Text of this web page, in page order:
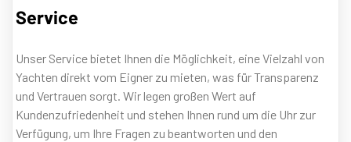
Service
Unser Service bietet Ihnen die Möglichkeit, eine Vielzahl von
Yachten direkt vom Eigner zu mieten, was für Transparenz
und Vertrauen sorgt. Wir legen großen Wert auf
Kundenzufriedenheit und stehen Ihnen rund um die Uhr zur
Verfügung, um Ihre Fragen zu beantworten und den